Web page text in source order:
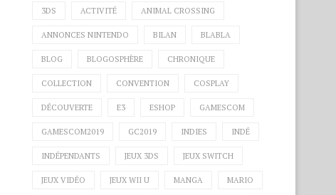
3DS ACTIVITÉ ANIMAL CROSSING
ANNONCES NINTENDO BILAN BLABLA
BLOG BLOGOSPHÈRE CHRONIQUE
COLLECTION CONVENTION COSPLAY
DÉCOUVERTE E3 ESHOP GAMESCOM
GAMESCOM2019 GC2019 INDIES INDÉ
INDÉPENDANTS JEUX 3DS JEUX SWITCH
JEUX VIDÉO JEUX WII U MANGA MARIO